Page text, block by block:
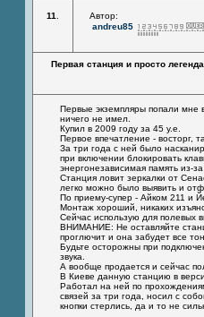
11
Автор:
andreu85
Первая станция и просто
Первые экземпляры попали мне
ничего не имел.
Купил в 2009 году за 45 у.е.
Первое впечатление - восторг,
За три года с ней было
при включении блокировать
энергонезависимая память из-
Станция ловит зеркалки от
легко можно было выявить и
По приему-супер - Айком 211 и
Монтаж хороший, никаких
Сейчас использую для полевых
ВНИМАНИЕ: Не оставляйте
проглючит и она забудет все
Будьте осторожны при
звука.
А вообще продается и сейчас
В Киеве данную станцию в
Работал на ней по
связей за три года, носил с
кнопки стерлись, да и то не